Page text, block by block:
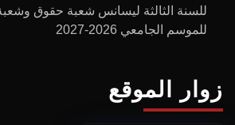
للسنة الثالثة ليسانس شعبة حقوق
للموسم الجامعي 2026-2027
زوار الموقع